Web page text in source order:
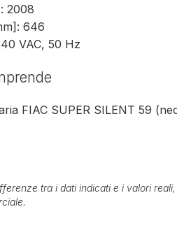
2008
646
VAC, 50 Hz
FIAC SUPER SILENT 59
tra i dati indicati e i valori